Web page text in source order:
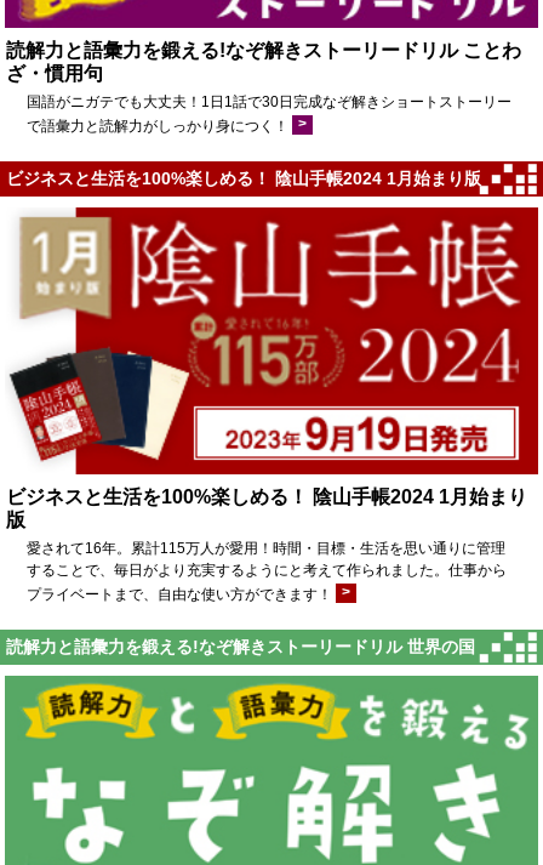
読解力と語彙力を鍛える!なぞ解きストーリードリル ことわ
ざ・慣用句
国語がニガテでも大丈夫！1日1話で30日完成なぞ解きショートストーリー
で語彙力と読解力がしっかり身につく！
>
ビジネスと生活を100%楽しめる！ 陰山手帳2024 1月始まり版
ビジネスと生活を100%楽しめる！ 陰山手帳2024 1月始まり
版
愛されて16年。累計115万人が愛用！時間・目標・生活を思い通りに管理
することで、毎日がより充実するようにと考えて作られました。仕事から
プライベートまで、自由な使い方ができます！
>
読解力と語彙力を鍛える!なぞ解きストーリードリル 世界の国